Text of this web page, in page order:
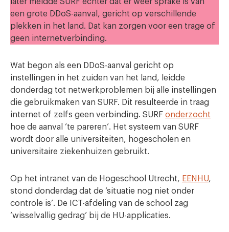
een grote DDoS-aanval, gericht op verschillende
plekken in het land. Dat kan zorgen voor een trage of
geen internetverbinding.
Wat begon als een DDoS-aanval gericht op
instellingen in het zuiden van het land, leidde
donderdag tot netwerkproblemen bij alle instellingen
die gebruikmaken van SURF. Dit resulteerde in traag
internet of zelfs geen verbinding. SURF onderzocht
hoe de aanval ’te pareren’. Het systeem van SURF
wordt door alle universiteiten, hogescholen en
universitaire ziekenhuizen gebruikt.
Op het intranet van de Hogeschool Utrecht, EENHU,
stond donderdag dat de ‘situatie nog niet onder
controle is’. De ICT-afdeling van de school zag
‘wisselvallig gedrag’ bij de HU-applicaties.